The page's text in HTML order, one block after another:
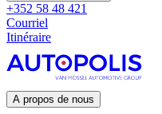
+352 58 48 421
Courriel
Itinéraire
A propos de nous